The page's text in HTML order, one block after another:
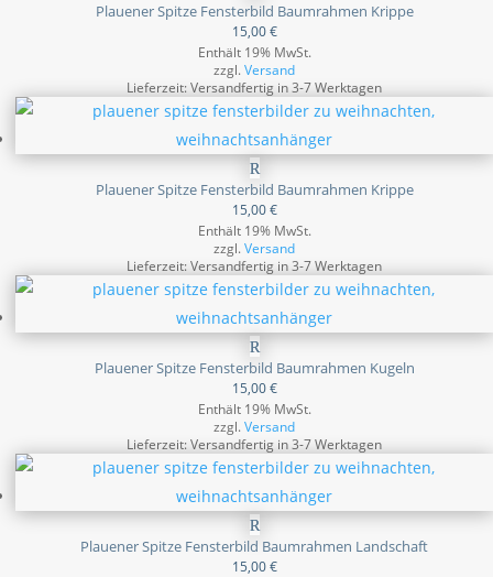
Plauener Spitze Fensterbild Baumrahmen Krippe
15,00€
Enthält 19% MwSt.
zzgl.Versand
Lieferzeit: Versandfertig in 3-7 Werktagen
Plauener Spitze Fensterbild Baumrahmen Krippe
15,00€
Enthält 19% MwSt.
zzgl.Versand
Lieferzeit: Versandfertig in 3-7 Werktagen
Plauener Spitze Fensterbild Baumrahmen Kugeln
15,00€
Enthält 19% MwSt.
zzgl.Versand
Lieferzeit: Versandfertig in 3-7 Werktagen
Plauener Spitze Fensterbild Baumrahmen Landschaft
15,00€